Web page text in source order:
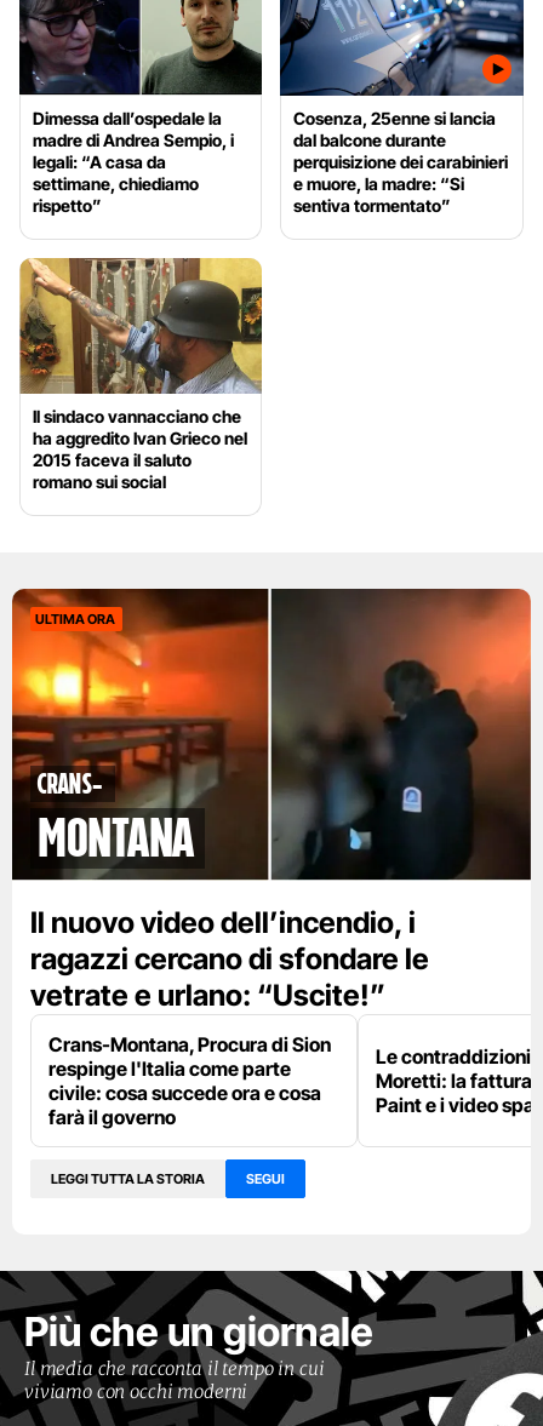
Dimessa dall’ospedale la
madre di Andrea Sempio, i
legali: “A casa da
settimane, chiediamo
rispetto”
Cosenza, 25enne si lancia
dal balcone durante
perquisizione dei carabinieri
e muore, la madre: “Si
sentiva tormentato”
Il sindaco vannacciano che
ha aggredito Ivan Grieco nel
2015 faceva il saluto
romano sui social
ULTIMA ORA
Crans-
Montana
Il nuovo video dell’incendio, i
ragazzi cercano di sfondare le
vetrate e urlano: “Uscite!”
Crans-Montana, Procura di Sion
respinge l'Italia come parte
civile: cosa succede ora e cosa
farà il governo
Le contraddizioni
Moretti: la fattura
Paint e i video
LEGGI TUTTA LA STORIA SEGUI
Più che un giornale
Il media che racconta il tempo in cui
viviamo con occhi moderni